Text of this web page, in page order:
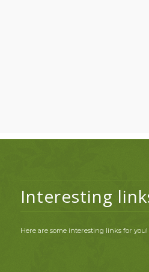
Interesting
Here are some interesting links for you!